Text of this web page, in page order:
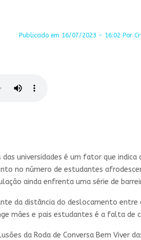
Publicado em 16/07/2023 - 16:02 Por
universidades é um fator que
no número de estudantes
ainda enfrenta uma série de
da distância do deslocamento
mães e pais estudantes é a falta de
da Roda de Conversa Bem Viver